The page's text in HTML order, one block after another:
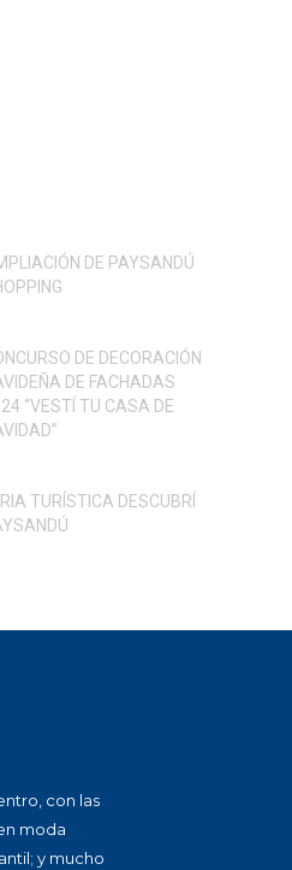
DE PAYSANDÚ
DE DECORACIÓN
DE FACHADAS
“VESTÍ TU CASA DE
TURÍSTICA DESCUBRÍ
con las
moda
y mucho